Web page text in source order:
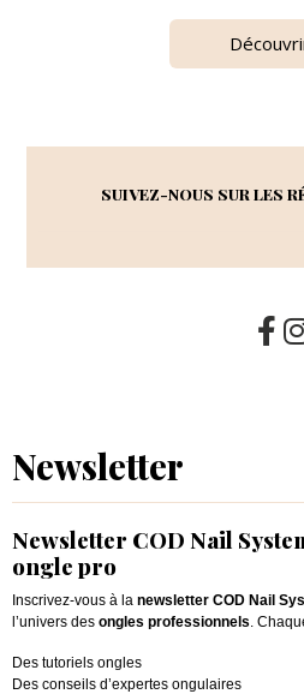
SUIVEZ-NOUS SUR LES
Newsletter
Newsletter COD Nail
ongle pro
Inscrivez-vous à la newsletter COD Nail
l’univers des ongles professionnels .
Des tutoriels ongles
Des conseils d’expertes ongulaires